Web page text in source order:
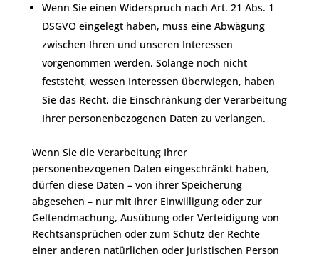
Wenn Sie einen Widerspruch nach Art. 21 Abs. 1
DSGVO eingelegt haben, muss eine Abwägung
zwischen Ihren und unseren Interessen
vorgenommen werden. Solange noch nicht
feststeht, wessen Interessen überwiegen, haben
Sie das Recht, die Einschränkung der Verarbeitung
Ihrer personenbezogenen Daten zu verlangen.
Wenn Sie die Verarbeitung Ihrer
personenbezogenen Daten eingeschränkt haben,
dürfen diese Daten – von ihrer Speicherung
abgesehen – nur mit Ihrer Einwilligung oder zur
Geltendmachung, Ausübung oder Verteidigung von
Rechtsansprüchen oder zum Schutz der Rechte
einer anderen natürlichen oder juristischen Person